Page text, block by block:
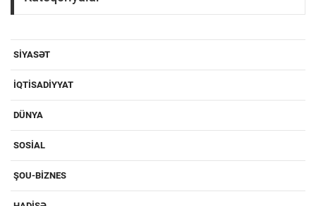
SIYASƏT
IQTISADIYYAT
DÜNYA
SOSIAL
ŞOU-BIZNES